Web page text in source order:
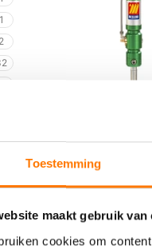
Toestemming
maakt gebruik van
cookies om
1
2
vetpomp 50-